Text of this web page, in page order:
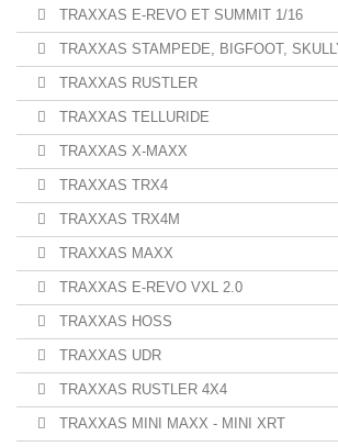
TRAXXAS E-REVO ET SUMMIT 1/16
TRAXXAS STAMPEDE, BIGFOOT,
TRAXXAS RUSTLER
TRAXXAS TELLURIDE
TRAXXAS X-MAXX
TRAXXAS TRX4
TRAXXAS TRX4M
TRAXXAS MAXX
TRAXXAS E-REVO VXL 2.0
TRAXXAS HOSS
TRAXXAS UDR
TRAXXAS RUSTLER 4X4
TRAXXAS MINI MAXX - MINI XRT